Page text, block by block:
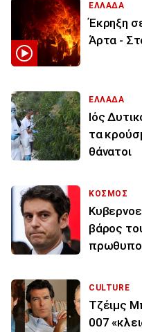
ΕΛΛΑΔΑ
Έκρηξη
Άρτα -
ΕΛΛΑΔΑ
Ιός
τα
θάνατοι
ΚΟΣΜΟΣ
βάρος
CULTURE
Τζέιμς
007